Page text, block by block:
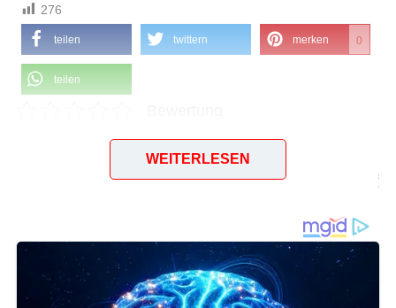
276
teilen twittern merken 0
teilen
WEITERLESEN